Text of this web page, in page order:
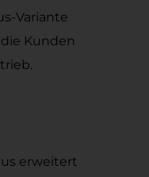
Variante
Kunden
erweitert